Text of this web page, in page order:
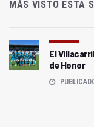
MÁS VISTO ESTA
El
de Honor